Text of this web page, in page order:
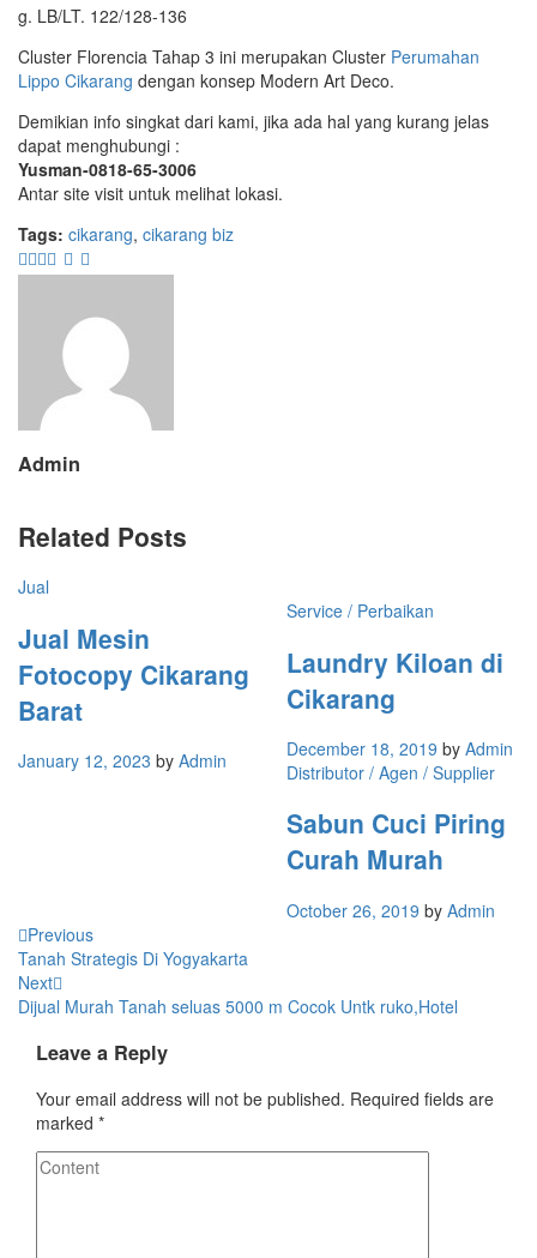
g. LB/LT. 122/128-136
Cluster Florencia Tahap 3 ini merupakan Cluster Perumahan
Lippo Cikarang dengan konsep Modern Art Deco.
Demikian info singkat dari kami, jika ada hal yang kurang jelas
dapat menghubungi :
Yusman-0818-65-3006
Antar site visit untuk melihat lokasi.
Tags: cikarang, cikarang biz
Admin
Related Posts
Jual
Jual Mesin
Fotocopy Cikarang
Barat
January 12, 2023 by Admin
Service / Perbaikan
Laundry Kiloan di
Cikarang
December 18, 2019 by Admin
Distributor / Agen / Supplier
Sabun Cuci Piring
Curah Murah
October 26, 2019 by Admin
Previous
Tanah Strategis Di Yogyakarta
Next
Dijual Murah Tanah seluas 5000 m Cocok Untk ruko,Hotel
Leave a Reply
Your email address will not be published. Required fields are
marked *